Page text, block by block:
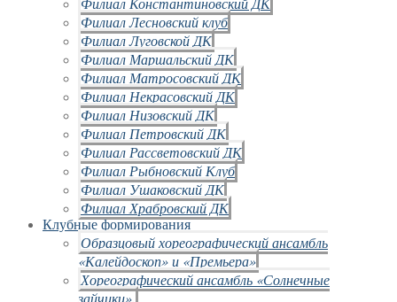
Филиал Лесновский клуб
Филиал Луговской ДК
Филиал Маршальский ДК
Филиал Матросовский ДК
Филиал Некрасовский ДК
Филиал Низовский ДК
Филиал Петровский ДК
Филиал Рассветовский ДК
Филиал Рыбновский Клуб
Филиал Ушаковский ДК
Филиал Храбровский ДК
Клубные формирования
Образцовый хореографический ансамбль
«Калейдоскоп» и «Премьера»
Хореографический ансамбль «Солнечные